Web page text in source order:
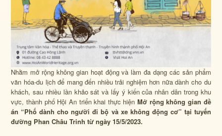
Nhằm mở rộng không gian hoạt động và làm đa dạng các sản phẩm
văn hóa-du lịch để mang đến nhiều trải nghiệm hơn nữa dành cho du
khách, sau nhiều lần khảo sát và lấy ý kiến của nhân dân trong khu
vực, thành phố Hội An triển khai thực hiện Mở rộng không gian đề
án “Phố dành cho người đi bộ và xe không động cơ” tại tuyến
đường Phan Châu Trinh từ ngày 15/5/2023.